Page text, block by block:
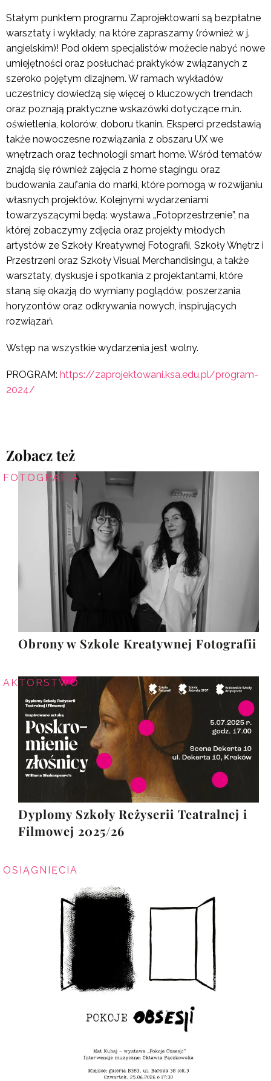
Stałym punktem programu Zaprojektowani są bezpłatne
warsztaty i wykłady, na które zapraszamy (również w j.
angielskim)! Pod okiem specjalistów możecie nabyć nowe
umiejętności oraz posłuchać praktyków związanych z
szeroko pojętym dizajnem. W ramach wykładów
uczestnicy dowiedzą się więcej o kluczowych trendach
oraz poznają praktyczne wskazówki dotyczące m.in.
oświetlenia, kolorów, doboru tkanin. Eksperci przedstawią
także nowoczesne rozwiązania z obszaru UX we
wnętrzach oraz technologii smart home. Wśród tematów
znajdą się również zajęcia z home stagingu oraz
budowania zaufania do marki, które pomogą w rozwijaniu
własnych projektów. Kolejnymi wydarzeniami
towarzyszącymi będą: wystawa „Fotoprzestrzenie”, na
której zobaczymy zdjęcia oraz projekty młodych
artystów ze Szkoły Kreatywnej Fotografii, Szkoły Wnętrz i
Przestrzeni oraz Szkoły Visual Merchandisingu, a także
warsztaty, dyskusje i spotkania z projektantami, które
staną się okazją do wymiany poglądów, poszerzania
horyzontów oraz odkrywania nowych, inspirujących
rozwiązań.
Wstęp na wszystkie wydarzenia jest wolny.
PROGRAM: https://zaprojektowani.ksa.edu.pl/program-
2024/
Zobacz też
FOTOGRAFIA
Obrony w Szkole Kreatywnej Fotografii
AKTORSTWO
Dyplomy Szkoły Reżyserii Teatralnej i
Filmowej 2025/26
OSIĄGNIĘCIA